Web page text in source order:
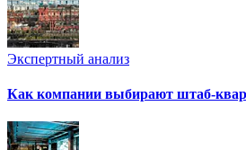
Экспертный анализ
Как компании выбирают штаб-